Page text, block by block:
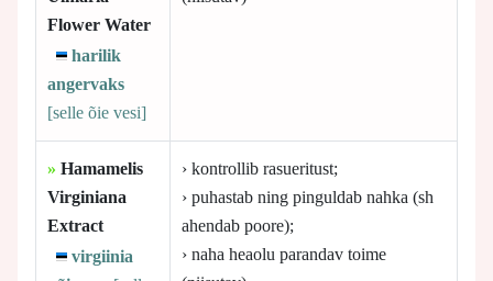
Flower Water
harilik
angervaks
[selle õie vesi]
» Hamamelis
Virginiana
Extract
virgiinia
› kontrollib rasueritust;
› puhastab ning pinguldab nahka (sh
ahendab poore);
› naha heaolu parandav toime